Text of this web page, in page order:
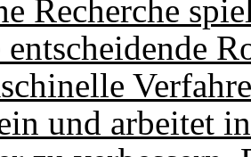
Recherche
und arbeitet